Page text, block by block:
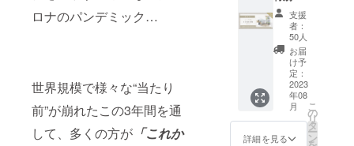
ロナのパンデミック…
世界規模で様々な“当たり
前”が崩れたこの3年間を通
して、多くの方が 「これか
15:30
ビジュ
アルブ
ラン
ディン
グ濃密
コンサ
ルティ
ング①
18:00
００万
を１
０ヶ月
で完
済、ブ
ラック
リスト
からブ
ラック
カード
へ 。
ひさよ
さんプ
フィー
ル】
日々頑
張る女
性達を
身体・
心・運
動で
渡辺潤
平さん
＞ 1977
年千葉
県船橋
市生ま
れ。早
稲田大
学卒業
後、
2000年
客につ
いての
参加者
さんの
現状を
ヒアリ
ングし
ながら
徹底コ
ンサル
ティン
を通し
て本当
の望み
や行動
を阻害
するも
のに気
づき1日
で人生
を変革
させて
対話の
パワー
を体験
する1泊
2日の少
人数合
宿。 会
社員か
ら独立
する時/
新たな
彩の6ヶ
月個別
コンサ
ルティ
ングを
今回限
りで限
定復
活！こ
のクラ
ウド
引！1泊
宿泊権
(有効期
限：
2023年
12月31
日まで)
まずは
シンプ
ルに
ヒュッ
支援
者：
50人
お届
け予
定：
2023
年08
月
詳細を見る
こ
の
リ
タ
ー
ン